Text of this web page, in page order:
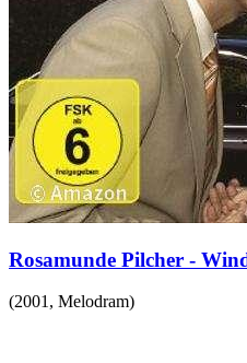
Rosamunde Pilcher -
(2001 , Melodram)